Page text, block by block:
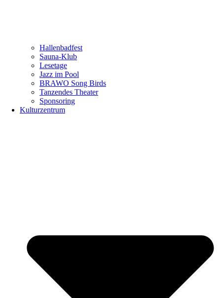
Hallenbadfest
Sauna-Klub
Lesetage
Jazz im Pool
BRAWO Song Birds
Tanzendes Theater
Sponsoring
Kulturzentrum